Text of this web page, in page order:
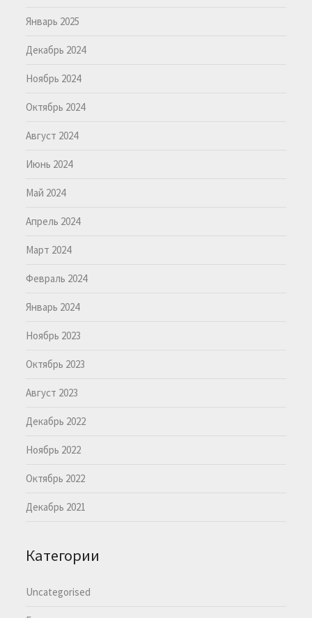
Январь 2025
Декабрь 2024
Ноябрь 2024
Октябрь 2024
Август 2024
Июнь 2024
Май 2024
Апрель 2024
Март 2024
Февраль 2024
Январь 2024
Ноябрь 2023
Октябрь 2023
Август 2023
Декабрь 2022
Ноябрь 2022
Октябрь 2022
Декабрь 2021
Категории
Uncategorised